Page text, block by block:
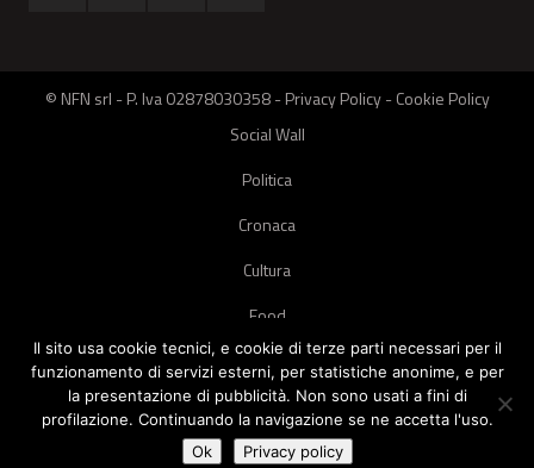
© NFN srl - P. Iva 02878030358 -Privacy Policy-Cookie Policy
Social Wall
Politica
Cronaca
Cultura
Food
Green
Pets
Street Style
Il sito usa cookie tecnici, e cookie di terze parti necessari per il
funzionamento di servizi esterni, per statistiche anonime, e per
la presentazione di pubblicità. Non sono usati a fini di
profilazione. Continuando la navigazione se ne accetta l'uso.
Ok
Privacy policy